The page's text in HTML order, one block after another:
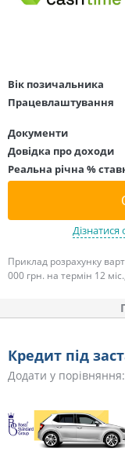
Вік позичальника
Працевлаштування
Документи
Довідка про доходи
Реальна річна %
Приклад розрахунку
000 грн. на термін 12
Кредит під
Додати у порівняння: